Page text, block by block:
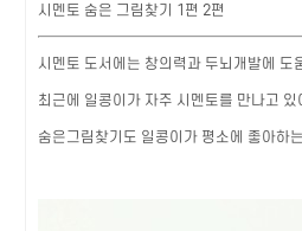
시멘토 숨은 그림찾기 1편 2편
시멘토 도서에는 창의력과 두뇌개발에 도
최근에 일콩이가 자주 시멘토를 만나고 있
숨은그림찾기도 일콩이가 평소에 좋아하